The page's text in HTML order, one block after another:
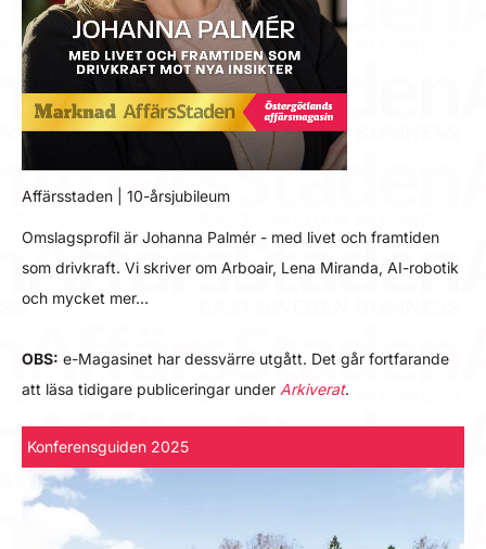
Affärsstaden | 10-årsjubileum
Omslagsprofil är Johanna Palmér - med livet och framtiden
som drivkraft. Vi skriver om Arboair, Lena Miranda, AI-robotik
och mycket mer…
OBS: e-Magasinet har dessvärre utgått. Det går fortfarande
att läsa tidigare publiceringar under Arkiverat.
Konferensguiden 2025